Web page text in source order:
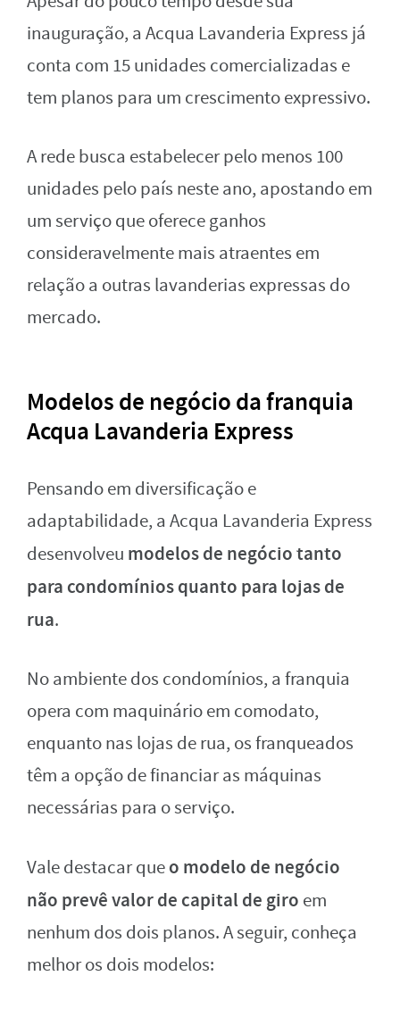
inauguração, a Acqua Lavanderia Express já
conta com 15 unidades comercializadas e
tem planos para um crescimento expressivo.
A rede busca estabelecer pelo menos 100
unidades pelo país neste ano, apostando em
um serviço que oferece ganhos
consideravelmente mais atraentes em
relação a outras lavanderias expressas do
mercado.
Modelos de negócio da franquia
Acqua Lavanderia Express
Pensando em diversificação e
adaptabilidade, a Acqua Lavanderia Express
desenvolveu modelos de negócio tanto
para condomínios quanto para lojas de
rua.
No ambiente dos condomínios, a franquia
opera com maquinário em comodato,
enquanto nas lojas de rua, os franqueados
têm a opção de financiar as máquinas
necessárias para o serviço.
Vale destacar queo modelo de negócio
não prevê valor de capital de giro em
nenhum dos dois planos. A seguir, conheça
melhor os dois modelos: